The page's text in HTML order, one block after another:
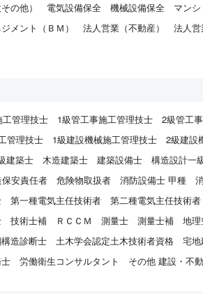
の他） 電気設備保全 機械設備保全 マン
メント（ＢＭ） 法人営業（不動産） 法人営
管理技士 1級管工事施工管理技士 2級管工
管理技士 1級建設機械施工管理技士 2級建設
建築士 木造建築士 建築設備士 構造設計一
安責任者 危険物取扱者 消防設備士 甲種
第一種電気主任技術者 第二種電気主任技術者
技術士補 ＲＣＣＭ 測量士 測量士補 地
造診断士 土木学会認定土木技術者資格 宅
労働衛生コンサルタント その他 建設・不